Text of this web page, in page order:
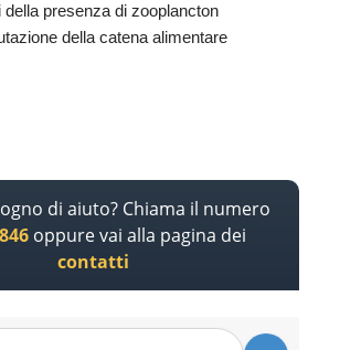
della presenza di zooplancton
della catena alimentare
di aiuto? Chiama il numero
oppure vai alla pagina dei
contatti